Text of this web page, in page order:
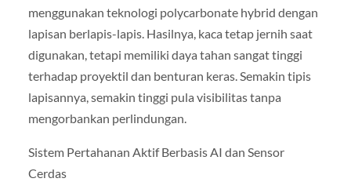
menggunakan teknologi polycarbonate hybrid dengan
lapisan berlapis-lapis. Hasilnya, kaca tetap jernih saat
digunakan, tetapi memiliki daya tahan sangat tinggi
terhadap proyektil dan benturan keras. Semakin tipis
lapisannya, semakin tinggi pula visibilitas tanpa
mengorbankan perlindungan.
Sistem Pertahanan Aktif Berbasis AI dan Sensor
Cerdas